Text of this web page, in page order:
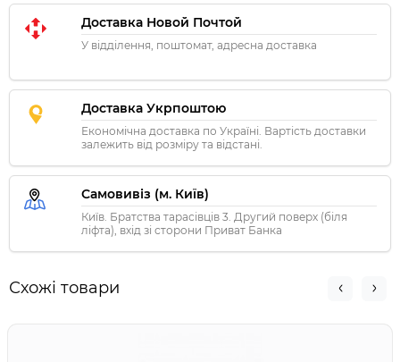
Доставка Новой Почтой
У відділення, поштомат, адресна доставка
Доставка Укрпоштою
Економічна доставка по Україні. Вартість доставки
залежить від розміру та відстані.
Самовивіз (м. Київ)
Київ. Братства тарасівців 3. Другий поверх (біля
ліфта), вхід зі сторони Приват Банка
Схожі товари